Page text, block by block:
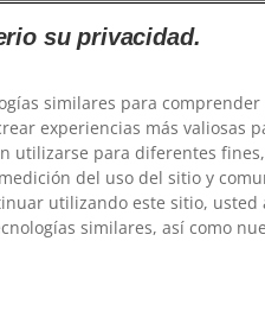
su privacidad.
similares para comprender
experiencias más valiosas
utilizarse para diferentes
del uso del sitio y
utilizando este sitio, usted
similares, así como